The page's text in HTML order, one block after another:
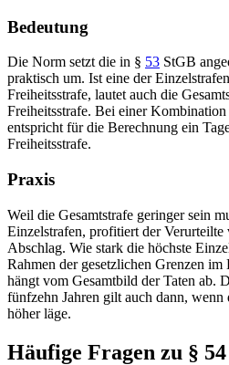
Bedeutung
Die Norm setzt die in § 53 StGB
praktisch um. Ist eine der
Freiheitsstrafe, lautet auch die
Freiheitsstrafe. Bei einer
entspricht für die Berechnung ein
Freiheitsstrafe.
Praxis
Weil die Gesamtstrafe geringer sein
Einzelstrafen, profitiert der Verurteilte
Abschlag. Wie stark die höchste
Rahmen der gesetzlichen Grenzen im
hängt vom Gesamtbild der Taten ab.
fünfzehn Jahren gilt auch dann, wenn
höher läge.
Häufige Fragen zu §